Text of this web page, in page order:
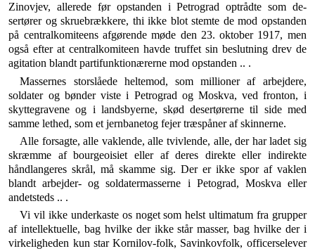
Zinovjev, allerede før opstanden i Petrograd optrådte som de­
sertører og skruebrækkere, thi ikke blot stemte de mod op­standen
på centralkomiteens afgørende møde den 23. oktober 1917, men
også efter at centralkomiteen havde truffet sin be­slutning drev de
agitation blandt partifunktionærerne mod opstanden .. .
Massernes storslåede heltemod, som millioner af arbejdere,
soldater og bønder viste i Petrograd og Moskva, ved fronton, i
skyttegravene og i landsbyerne, skød desertørerne til side med
samme lethed, som et jernbanetog fejer træspåner af skin­nerne.
Alle forsagte, alle vaklende, alle tvivlende, alle, der har la­det sig
skræmme af bourgeoisiet eller af deres direkte eller indirekte
håndlangeres skrål, må skamme sig. Der er ikke spor af vaklen
blandt arbejder- og soldatermasserne i Petograd, Moskva eller
andetsteds .. .
Vi vil ikke underkaste os noget som helst ultimatum fra grupper
af intellektuelle, bag hvilke der ikke står masser, bag hvilke der i
virkeligheden kun star Kornilov-folk, Savinkov­folk, officerselever